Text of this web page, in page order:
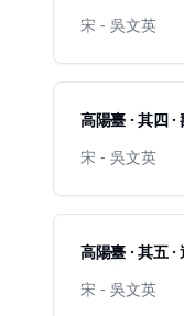
宋 - 吳文英
高陽臺 · 其四 ·
宋 - 吳文英
高陽臺 · 其五
宋 - 吳文英